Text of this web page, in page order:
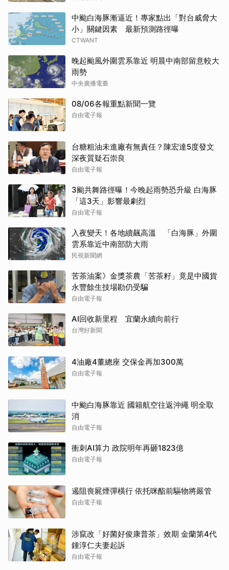
中颱白海豚漸逼近！專家點出「對台威脅大
小」關鍵因素 最新預測路徑曝
CTWANT
晚起颱風外圍雲系靠近 明晨中南部留意較大
雨勢
中央廣播電臺
08/06各報重點新聞一覽
自由電子報
台糖粗油未進廠有無責任？陳宏達5度發文
深夜質疑石崇良
自由電子報
3颱共舞路徑曝！今晚起雨勢恐升級 白海豚
「這3天」影響最劇烈
自由電子報
入夜變天！各地續飆高溫 「白海豚」外圍
雲系靠近中南部防大雨
民視新聞網
苦茶油案》金獎茶農「苦茶籽」竟是中國貨
永豐餘生技場勘仍受騙
自由電子報
AI回收新里程 宜蘭永續向前行
台灣好新聞
4油廠4董總座 交保金再加300萬
自由電子報
中颱白海豚靠近 國籍航空往返沖繩 明全取
消
自由電子報
衝刺AI算力 政院明年再砸1823億
自由電子報
遏阻喪屍煙彈橫行 依托咪酯前驅物將嚴管
自由電子報
涉竄改「好菌好俊康普茶」效期 金蘭第4代
鍾淳仁夫妻起訴
自由電子報